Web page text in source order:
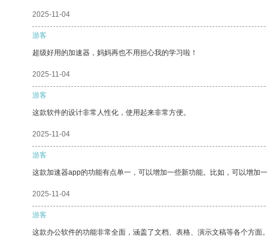
2025-11-04
游客
超级好用的加速器，妈妈再也不用担心我的学习啦！
2025-11-04
游客
这款软件的设计非常人性化，使用起来非常方便。
2025-11-04
游客
这款加速器app的功能有点单一，可以增加一些新功能。比如，可以增加
2025-11-04
游客
这款办公软件的功能非常全面，涵盖了文档、表格、演示文稿等各个方面